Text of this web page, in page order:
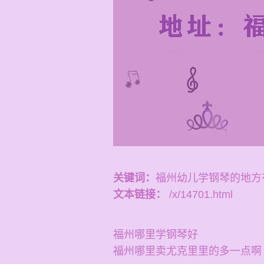
关键词： 福州幼儿学钢琴的地
文本链接：
/x/14701.html
福州哪里学钢琴好
福州哪里卖尤克里里的多一点啊